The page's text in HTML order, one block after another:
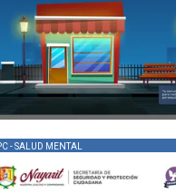
- SALUD MENTAL